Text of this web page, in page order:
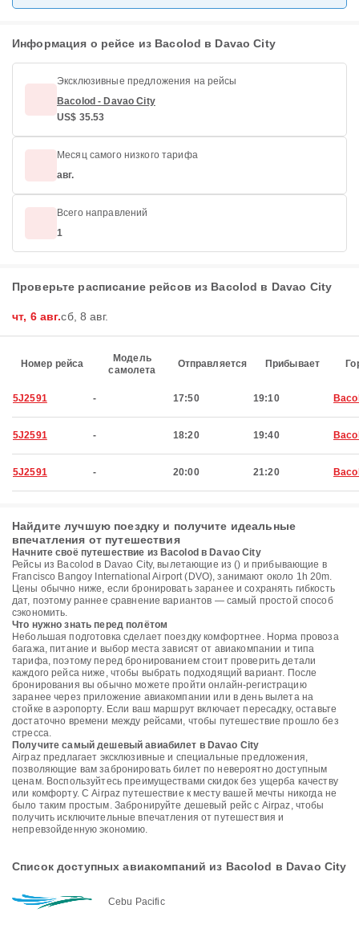
Информация о рейсе из Bacolod в Davao City
Эксклюзивные предложения на рейсы
Bacolod - Davao City
US$ 35.53
Месяц самого низкого тарифа
авг.
Всего направлений
1
Проверьте расписание рейсов из Bacolod в Davao City
чт, 6 авг.сб, 8 авг.
Номер рейса
Модель
самолета
Отправляется Прибывает
5J2591 - 17:50 19:10
5J2591 - 18:20 19:40
5J2591 - 20:00 21:20
Найдите лучшую поездку и получите идеальные
впечатления от путешествия
Начните своё путешествие из Bacolod в Davao City
Рейсы из Bacolod в Davao City, вылетающие из () и прибывающие в
Francisco Bangoy International Airport (DVO), занимают около 1h 20m.
Цены обычно ниже, если бронировать заранее и сохранять гибкость
дат, поэтому раннее сравнение вариантов — самый простой способ
сэкономить.
Что нужно знать перед полётом
Небольшая подготовка сделает поездку комфортнее. Норма провоза
багажа, питание и выбор места зависят от авиакомпании и типа
тарифа, поэтому перед бронированием стоит проверить детали
каждого рейса ниже, чтобы выбрать подходящий вариант. После
бронирования вы обычно можете пройти онлайн-регистрацию
заранее через приложение авиакомпании или в день вылета на
стойке в аэропорту. Если ваш маршрут включает пересадку, оставьте
достаточно времени между рейсами, чтобы путешествие прошло без
стресса.
Получите самый дешевый авиабилет в Davao City
Airpaz предлагает эксклюзивные и специальные предложения,
позволяющие вам забронировать билет по невероятно доступным
ценам. Воспользуйтесь преимуществами скидок без ущерба качеству
или комфорту. С Airpaz путешествие к месту вашей мечты никогда не
было таким простым. Забронируйте дешевый рейс с Airpaz, чтобы
получить исключительные впечатления от путешествия и
непревзойденную экономию.
Список доступных авиакомпаний из Bacolod в Davao City
Cebu Pacific